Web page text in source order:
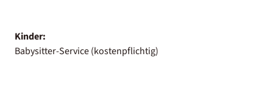
Kinder:
Babysitter-Service (kostenpflichtig)